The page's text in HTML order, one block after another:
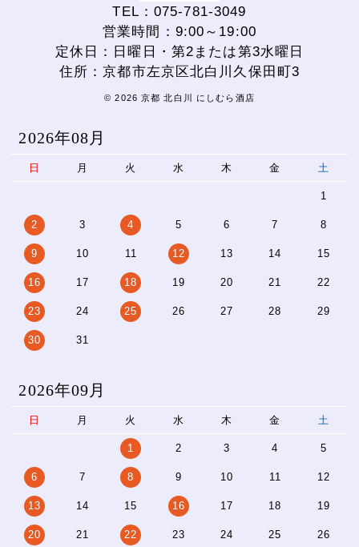
TEL：075-781-3049
営業時間：9:00～19:00
定休日：日曜日・第2または第3水曜日
住所：京都市左京区北白川久保田町3
© 2026 京都 北白川 にしむら酒店
2026年08月
日 月 火 水 木 金 土
1
2 3 4 5 6 7 8
9 10 11 12 13 14 15
16 17 18 19 20 21 22
23 24 25 26 27 28 29
30 31
2026年09月
日 月 火 水 木 金 土
1 2 3 4 5
6 7 8 9 10 11 12
13 14 15 16 17 18 19
20 21 22 23 24 25 26